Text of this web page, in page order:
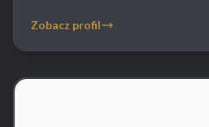
nie ukrywa dochodów w sprawie
tej firmy […]
Zobacz profil